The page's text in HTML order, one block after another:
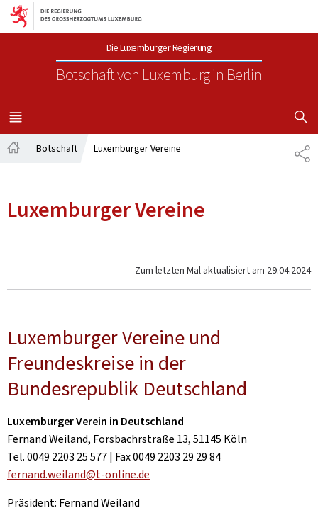
Zur Hauptnavigation
Zum Inhalt
Die Luxemburger Regierung
Botschaft von Luxemburgin Berlin
MENÜ
HAUPT-
Botschaft Luxemburger Vereine
Luxemburger Vereine
Zum letzten Mal aktualisiert am 29.04.2024
Luxemburger Vereine und
Freundeskreise in der
Bundesrepublik Deutschland
Luxemburger Verein in Deutschland
Fernand Weiland, Forsbachrstraße 13, 51145 Köln
Tel. 0049 2203 25 577 | Fax 0049 2203 29 29 84
fernand.weiland@t-online.de
Präsident: Fernand Weiland